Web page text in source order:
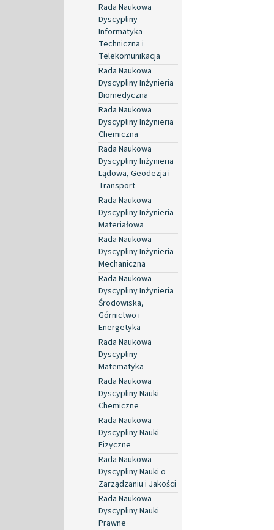
Rada Naukowa
Dyscypliny
Informatyka
Techniczna i
Telekomunikacja
Rada Naukowa
Dyscypliny Inżynieria
Biomedyczna
Rada Naukowa
Dyscypliny Inżynieria
Chemiczna
Rada Naukowa
Dyscypliny Inżynieria
Lądowa, Geodezja i
Transport
Rada Naukowa
Dyscypliny Inżynieria
Materiałowa
Rada Naukowa
Dyscypliny Inżynieria
Mechaniczna
Rada Naukowa
Dyscypliny Inżynieria
Środowiska,
Górnictwo i
Energetyka
Rada Naukowa
Dyscypliny
Matematyka
Rada Naukowa
Dyscypliny Nauki
Chemiczne
Rada Naukowa
Dyscypliny Nauki
Fizyczne
Rada Naukowa
Dyscypliny Nauki o
Zarządzaniu i Jakości
Rada Naukowa
Dyscypliny Nauki
Prawne